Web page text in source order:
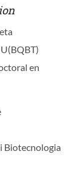
en
Biotecnologia